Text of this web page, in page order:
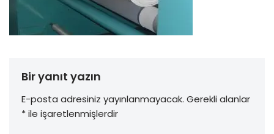
Bir yanıt yazın
E-posta adresiniz yayınlanmayacak. Gerekli alanlar
*ile işaretlenmişlerdir